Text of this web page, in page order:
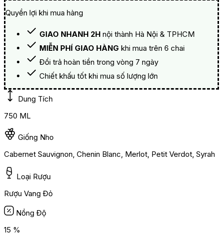
Quyền lợi khi mua hàng
GIAO NHANH 2H nội thành Hà Nội & TPHCM
MIỄN PHÍ GIAO HÀNG khi mua trên 6 chai
Đổi trả hoàn tiền trong vòng 7 ngày
Chiết khấu tốt khi mua số lượng lớn
Dung Tích
750 ML
Giống Nho
Cabernet Sauvignon, Chenin Blanc, Merlot, Petit Verdot, Syrah
Loại Rượu
Rượu Vang Đỏ
Nồng Độ
15 %